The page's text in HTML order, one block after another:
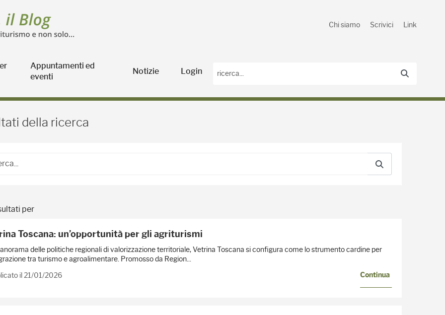
Chi siamo Scrivici Link
Appuntamenti ed
eventi
Notizie Login
Agricoltura
della ricerca
per
Toscana: un’opportunità per gli agriturismi
delle politiche regionali di valorizzazione territoriale, Vetrina Toscana si configura come lo strumento cardine per
tra turismo e agroalimentare. Promosso da Region...
il 21/01/2026
Continua